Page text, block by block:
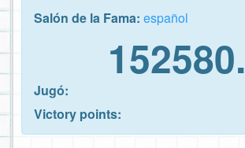
Salón de la Fama: español
152580.
Jugó:
Victory points: